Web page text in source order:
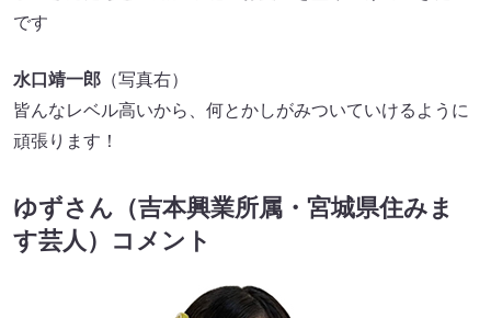
です
水口靖一郎 （写真右）
皆んなレベル高いから、何とかしがみついていけるように
頑張ります！
ゆずさん（吉本興業所属・宮城県住みま
す芸人）コメント